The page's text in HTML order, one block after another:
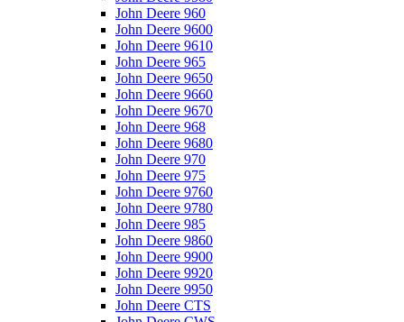
John Deere 960
John Deere 9600
John Deere 9610
John Deere 965
John Deere 9650
John Deere 9660
John Deere 9670
John Deere 968
John Deere 9680
John Deere 970
John Deere 975
John Deere 9760
John Deere 9780
John Deere 985
John Deere 9860
John Deere 9900
John Deere 9920
John Deere 9950
John Deere CTS